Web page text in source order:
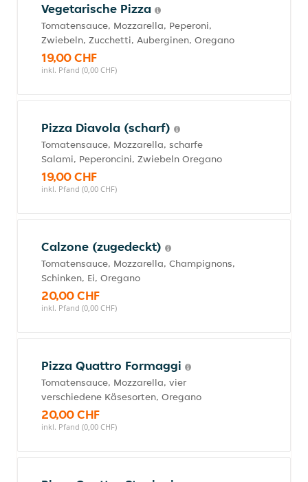
Vegetarische Pizza
Tomatensauce, Mozzarella, Peperoni,
Zwiebeln, Zucchetti, Auberginen, Oregano
19,00 CHF
inkl. Pfand (0,00 CHF)
Pizza Diavola (scharf)
Tomatensauce, Mozzarella, scharfe
Salami, Peperoncini, Zwiebeln Oregano
19,00 CHF
inkl. Pfand (0,00 CHF)
Calzone (zugedeckt)
Tomatensauce, Mozzarella, Champignons,
Schinken, Ei, Oregano
20,00 CHF
inkl. Pfand (0,00 CHF)
Pizza Quattro Formaggi
Tomatensauce, Mozzarella, vier
verschiedene Käsesorten, Oregano
20,00 CHF
inkl. Pfand (0,00 CHF)